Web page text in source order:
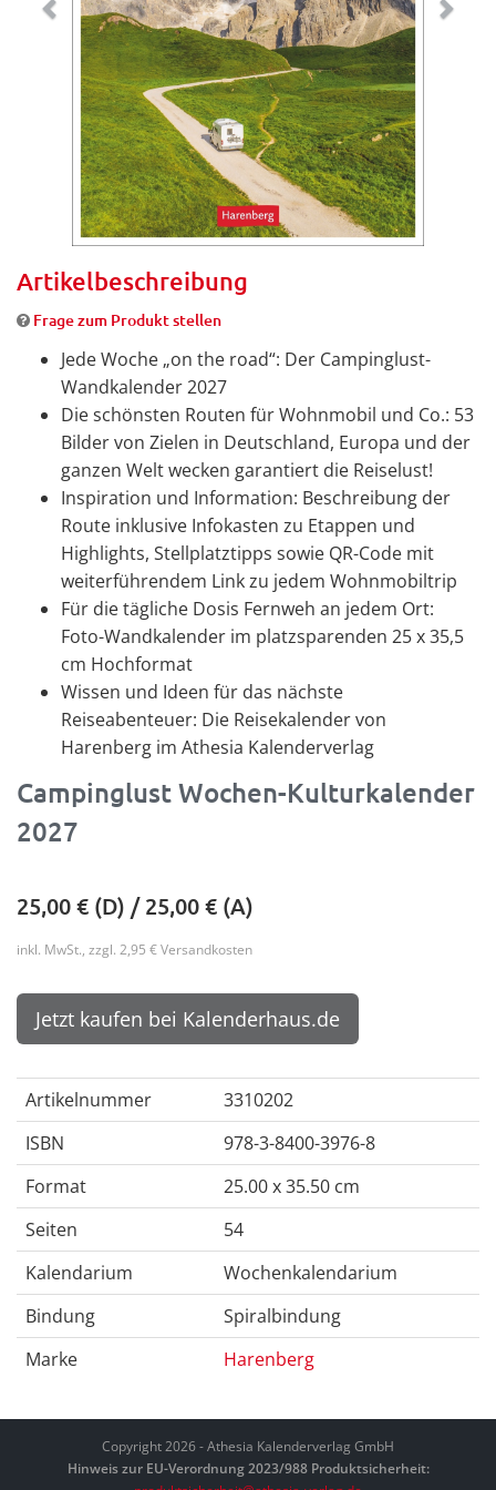
Artikelbeschreibung
Frage zum Produkt stellen
Jede Woche „on the road“: Der Campinglust-
Wandkalender 2027
Die schönsten Routen für Wohnmobil und Co.: 53
Bilder von Zielen in Deutschland, Europa und der
ganzen Welt wecken garantiert die Reiselust!
Inspiration und Information: Beschreibung der
Route inklusive Infokasten zu Etappen und
Highlights, Stellplatztipps sowie QR-Code mit
weiterführendem Link zu jedem Wohnmobiltrip
Für die tägliche Dosis Fernweh an jedem Ort:
Foto-Wandkalender im platzsparenden 25 x 35,5
cm Hochformat
Wissen und Ideen für das nächste
Reiseabenteuer: Die Reisekalender von
Harenberg im Athesia Kalenderverlag
Campinglust Wochen-Kulturkalender
2027
25,00€ (D) /25,00€ (A)
inkl. MwSt., zzgl. 2,95 € Versandkosten
Jetzt kaufen bei Kalenderhaus.de
Artikelnummer
3310202
ISBN
978-3-8400-3976-8
Format
25.00 x 35.50 cm
Seiten
54
Kalendarium
Wochenkalendarium
Bindung
Spiralbindung
Marke
Harenberg
Copyright 2026 - Athesia Kalenderverlag GmbH
Hinweis zur EU-Verordnung 2023/988 Produktsicherheit: